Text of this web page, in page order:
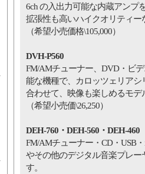
6ch の入出力可能な内蔵アンプ
拡張性も高いハイクオリティ
（希望小売価格\105,000）
DVH-P560
FM/AMチューナー、DVD・ビ
能な機種で、カロッツェリア
合わせて、映像も楽しめるモデ
（希望小売価\26,250）
DEH-760・DEH-560・DEH-460
FM/AMチューナー・CD・USB
やその他のデジタル音楽プレ
す。